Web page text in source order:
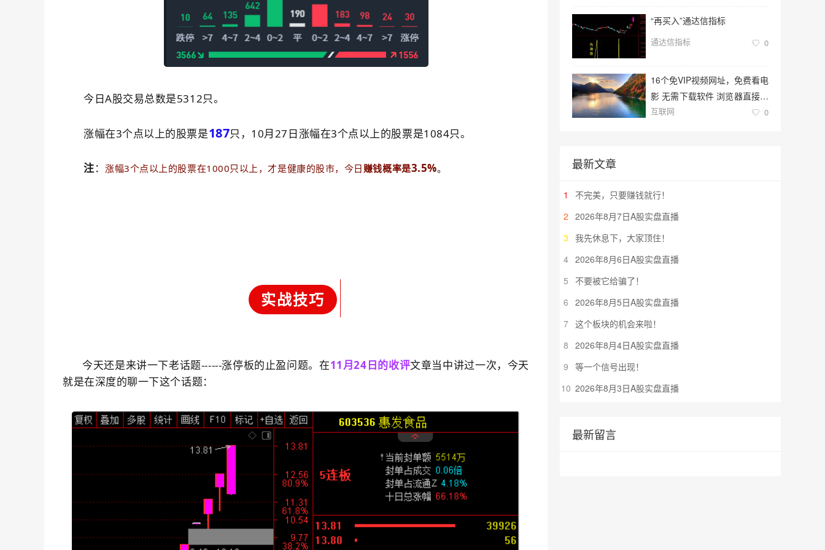
今日A股交易总数是5312只。
涨幅在3个点以上的股票是187只，10月27日涨幅在3个点以上的股票是1084只。
注：涨幅3个点以上的股票在1000只以上，才是健康的股市，今日 赚钱概率是3.5%。
实战技巧
今天还是来讲一下老话题------涨停板的止盈问题。在11月24日的收评文章当中讲过一次，今天
就是在深度的聊一下这个话题：
“再买入”通达信指标
通达信指标 0
16个免VIP视频网址，免费看电
影 无需下载软件 浏览器直接观
看
互联网 0
最新文章
1
不完美，只要赚钱就行！
2 2026年8月7日A股实盘直播
3 我先休息下，大家顶住！
4 2026年8月6日A股实盘直播
5
不要被它给骗了！
6 2026年8月5日A股实盘直播
7 这个板块的机会来啦！
8 2026年8月4日A股实盘直播
9 等一个信号出现！
10 2026年8月3日A股实盘直播
最新留言